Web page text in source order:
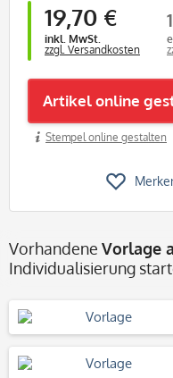
19,70 €
inkl. MwSt.
zzgl. Versandkosten
Artikel online
Stempel online gestalten
Vorhandene Vorlage
Individualisierung